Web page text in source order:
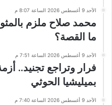
الأحد 9 أغسطس 2026 الساعة 8:07 م
محمد صلاح ملزم
ما القصة؟
الأحد 9 أغسطس 2026 الساعة 7:51 م
فرار وتراجع تجنيد..
بميليشيا الحوثي
الأحد 9 أغسطس 2026 الساعة 7:40 م